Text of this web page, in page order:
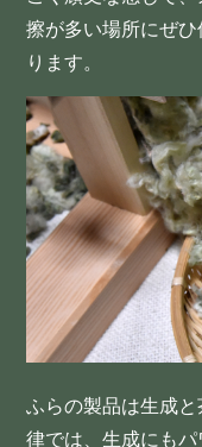
擦が多い場所にぜ
ります。
ふらの製品は生成
律では、生成にも